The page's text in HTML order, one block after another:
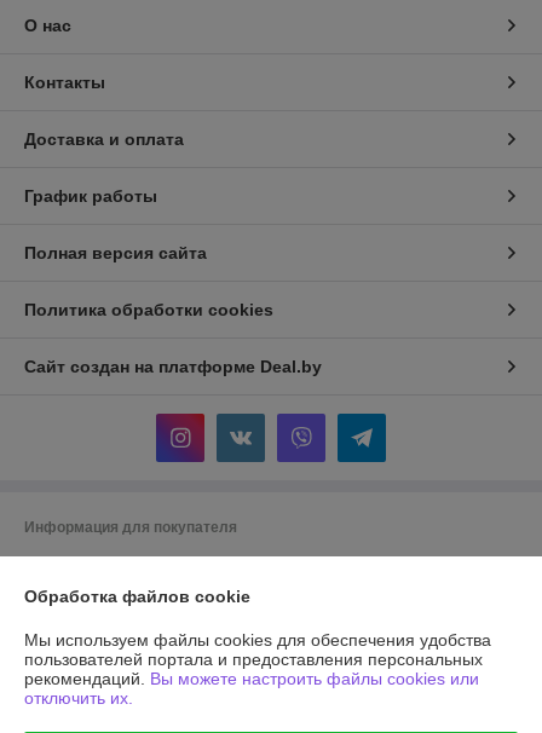
О нас
Контакты
Доставка и оплата
График работы
Полная версия сайта
Политика обработки cookies
Сайт создан на платформе Deal.by
Информация для покупателя
220055, г. Минск, проезд Масюковщина, д. 4, каб. 37
Регистрационный номер ЕГР: 192786651
УНП: 192786651
Обработка файлов cookie
Мы используем файлы cookies для обеспечения удобства
пользователей портала и предоставления персональных
рекомендаций. Вы можете настроить файлы cookies или
отключить их.